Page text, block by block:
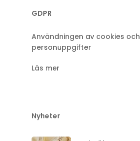
GDPR
Användningen av cookies och
personuppgifter
Läs mer
Nyheter